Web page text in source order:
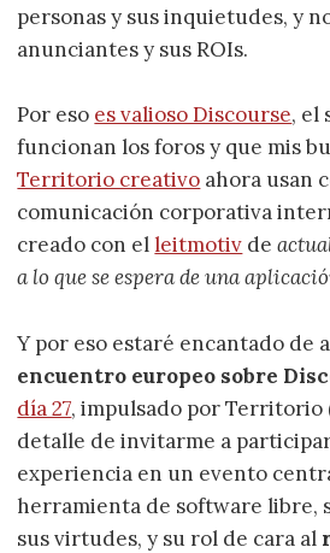
personas y sus inquietudes, y
anunciantes y sus ROIs.
Por eso es valioso Discourse, el
funcionan los foros y que mis
Territorio creativo ahora usan
comunicación corporativa
creado con elleitmotiv de
a lo que se espera de una
Y por eso estaré encantado de
encuentro europeo sobre
día 27, impulsado por Territorio
detalle de invitarme a
experiencia en un evento
herramienta de software libre,
sus virtudes, y su rol de cara al